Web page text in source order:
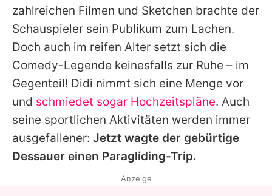
Nutzungsbedingungen
Utiq verwalten
zahlreichen Filmen und Sketchen brachte der
Schauspieler sein Publikum zum Lachen.
Doch auch im reifen Alter setzt sich die
Comedy-Legende keinesfalls zur Ruhe – im
Gegenteil! Didi nimmt sich eine Menge vor
und schmiedet sogar Hochzeitspläne. Auch
seine sportlichen Aktivitäten werden immer
ausgefallener: Jetzt wagte der gebürtige
Dessauer einen Paragliding-Trip.
Anzeige